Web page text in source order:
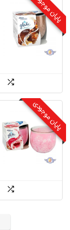
پایان موجودی
پایان موجودی